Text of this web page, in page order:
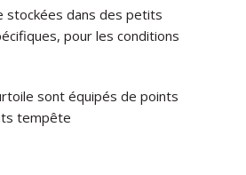
stockées dans des petits
pour les conditions
sont équipés de points
tempête